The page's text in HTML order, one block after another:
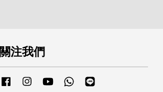
關注我們
Facebook InstagramYouTube Whatsapp